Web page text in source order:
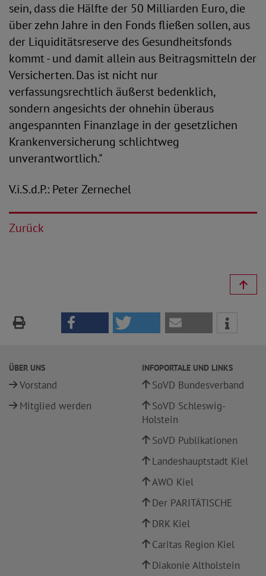
sein, dass die Hälfte der 50 Milliarden Euro, die
über zehn Jahre in den Fonds fließen sollen, aus
der Liquiditätsreserve des Gesundheitsfonds
kommt - und damit allein aus Beitragsmitteln der
Versicherten. Das ist nicht nur
verfassungsrechtlich äußerst bedenklich,
sondern angesichts der ohnehin überaus
angespannten Finanzlage in der gesetzlichen
Krankenversicherung schlichtweg
unverantwortlich."
V.i.S.d.P.: Peter Zernechel
Zurück
ÜBER UNS
Vorstand
Mitglied werden
INFOPORTALE UND LINKS
SoVD Bundesverband
SoVD Schleswig-
Holstein
SoVD Publikationen
Landeshauptstadt Kiel
AWO Kiel
Der PARITÄTISCHE
DRK Kiel
Caritas Region Kiel
Diakonie Altholstein